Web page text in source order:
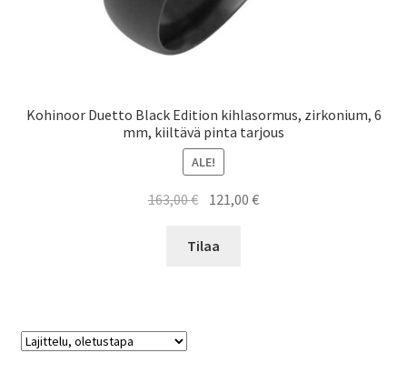
Kohinoor Duetto Black Edition kihlasormus, zirkonium, 6
mm, kiiltävä pinta tarjous
ALE!
163,00€ Alkuperäinen
oli:
121,00€Nykyinen
Tilaa